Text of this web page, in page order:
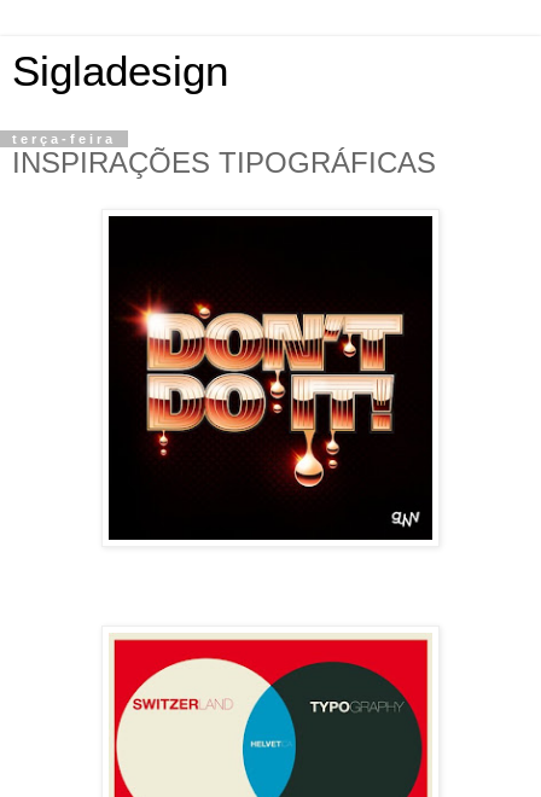
Sigladesign
terça-feira
INSPIRAÇÕES TIPOGRÁFICAS